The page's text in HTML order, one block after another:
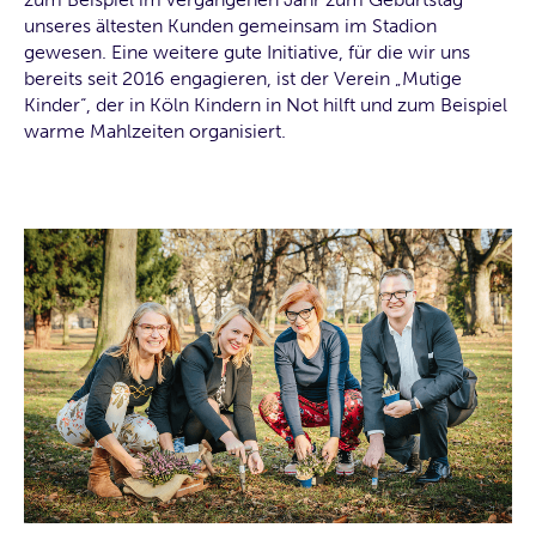
unseres ältesten Kunden gemeinsam im Stadion
gewesen. Eine weitere gute Initiative, für die wir uns
bereits seit 2016 engagieren, ist der Verein „Mutige
Kinder“, der in Köln Kindern in Not hilft und zum Beispiel
warme Mahlzeiten organisiert.